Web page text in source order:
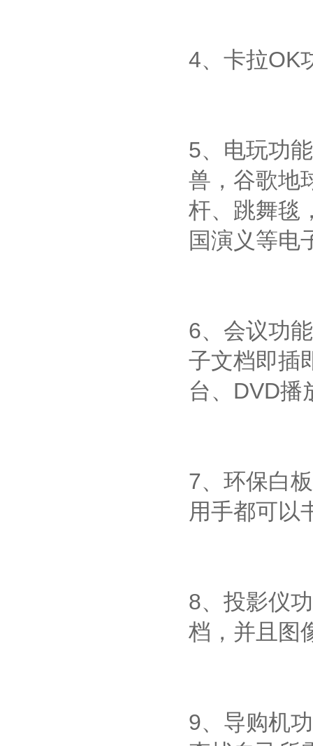
4、卡拉OK
5、电玩功
兽，谷歌地
杆、跳舞毯
国演义等电
6、会议功
子文档即插
台、DVD播
7、环保白
用手都可以
8、投影仪
档，并且图
9、导购机